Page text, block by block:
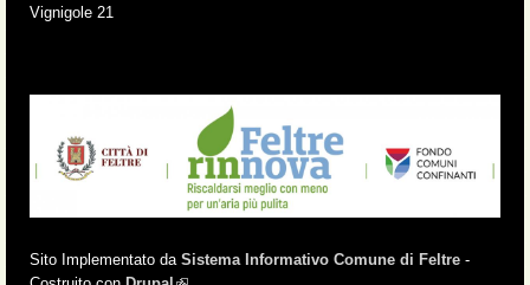
Vignigole 21
Sito Implementato da Sistema Informativo Comune di Feltre -